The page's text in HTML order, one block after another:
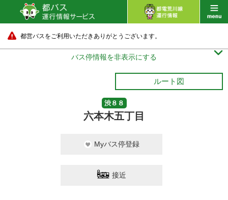
都営バスをご利用いただきありがとうございます。
バス停情報を非表示にする 
ルート図
渋８８
六本木五丁目
Myバス停登録
接近